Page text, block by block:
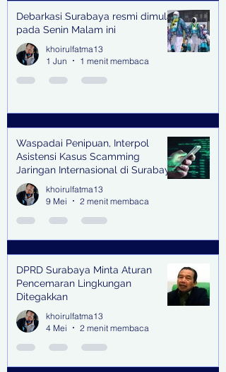
Debarkasi Surabaya resmi dimulai
pada Senin Malam ini
khoirulfatma13
1 Jun
1 menit membaca
Waspadai Penipuan, Interpol
Asistensi Kasus Scamming
Jaringan Internasional di Surabaya
khoirulfatma13
9 Mei
2 menit membaca
DPRD Surabaya Minta Aturan
Pencemaran Lingkungan
Ditegakkan
khoirulfatma13
4 Mei
2 menit membaca